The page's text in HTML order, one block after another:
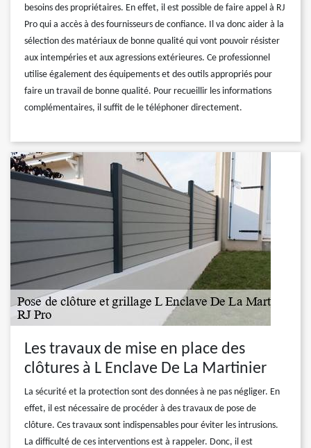
besoins des propriétaires. En effet, il est possible de faire appel à RJ
Pro qui a accès à des fournisseurs de confiance. Il va donc aider à la
sélection des matériaux de bonne qualité qui vont pouvoir résister
aux intempéries et aux agressions extérieures. Ce professionnel
utilise également des équipements et des outils appropriés pour
faire un travail de bonne qualité. Pour recueillir les informations
complémentaires, il suffit de le téléphoner directement.
Les travaux de mise en place des
clôtures à L Enclave De La Martinier
La sécurité et la protection sont des données à ne pas négliger. En
effet, il est nécessaire de procéder à des travaux de pose de
clôture. Ces travaux sont indispensables pour éviter les intrusions.
La difficulté de ces interventions est à rappeler. Donc, il est